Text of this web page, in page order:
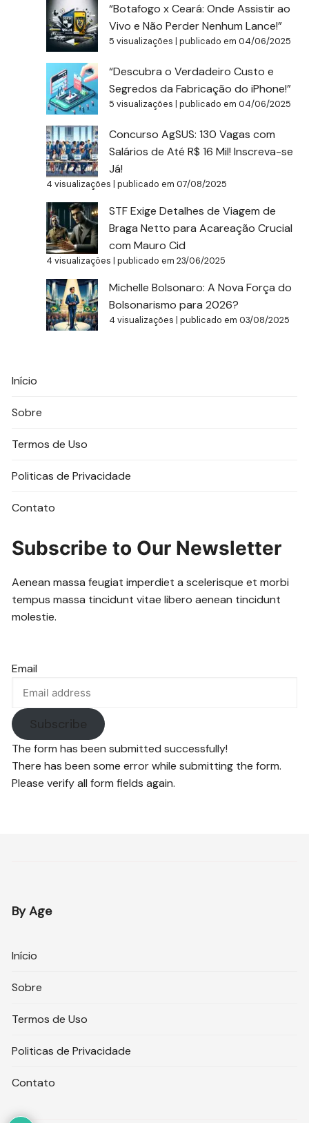
“Botafogo x Ceará: Onde Assistir ao
Vivo e Não Perder Nenhum Lance!”
5 visualizações |publicado em 04/06/2025
“Descubra o Verdadeiro Custo e
Segredos da Fabricação do iPhone!”
5 visualizações |publicado em 04/06/2025
Concurso AgSUS: 130 Vagas com
Salários de Até R$ 16 Mil! Inscreva-se
Já!
4 visualizações |publicado em 07/08/2025
STF Exige Detalhes de Viagem de
Braga Netto para Acareação Crucial
com Mauro Cid
4 visualizações |publicado em 23/06/2025
Michelle Bolsonaro: A Nova Força do
Bolsonarismo para 2026?
4 visualizações |publicado em 03/08/2025
Início
Sobre
Termos de Uso
Politicas de Privacidade
Contato
Subscribe to Our Newsletter
Aenean massa feugiat imperdiet a scelerisque et morbi
tempus massa tincidunt vitae libero aenean tincidunt
molestie.
Email
Subscribe
The form has been submitted successfully!
There has been some error while submitting the form.
Please verify all form fields again.
By Age
Início
Sobre
Termos de Uso
Politicas de Privacidade
Contato